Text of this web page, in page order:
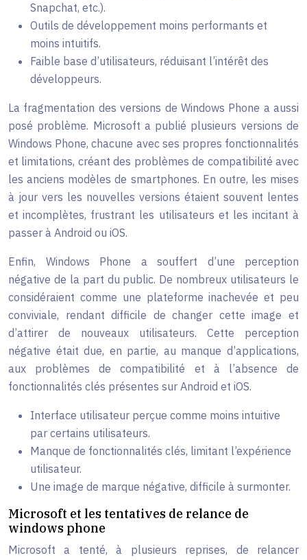
Snapchat, etc.).
Outils de développement moins performants et
moins intuitifs.
Faible base d’utilisateurs, réduisant l’intérêt des
développeurs.
La fragmentation des versions de Windows Phone a aussi
posé problème. Microsoft a publié plusieurs versions de
Windows Phone, chacune avec ses propres fonctionnalités
et limitations, créant des problèmes de compatibilité avec
les anciens modèles de smartphones. En outre, les mises
à jour vers les nouvelles versions étaient souvent lentes
et incomplètes, frustrant les utilisateurs et les incitant à
passer à Android ou iOS.
Enfin, Windows Phone a souffert d’une perception
négative de la part du public. De nombreux utilisateurs le
considéraient comme une plateforme inachevée et peu
conviviale, rendant difficile de changer cette image et
d’attirer de nouveaux utilisateurs. Cette perception
négative était due, en partie, au manque d’applications,
aux problèmes de compatibilité et à l’absence de
fonctionnalités clés présentes sur Android et iOS.
Interface utilisateur perçue comme moins intuitive
par certains utilisateurs.
Manque de fonctionnalités clés, limitant l’expérience
utilisateur.
Une image de marque négative, difficile à surmonter.
Microsoft et les tentatives de relance de
windows phone
Microsoft a tenté, à plusieurs reprises, de relancer